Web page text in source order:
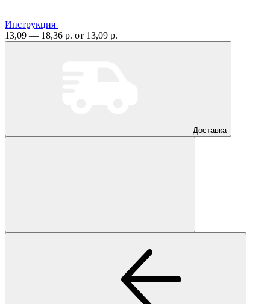
Инструкция
13,09 — 18,36 р. от 13,09 р.
Доставка